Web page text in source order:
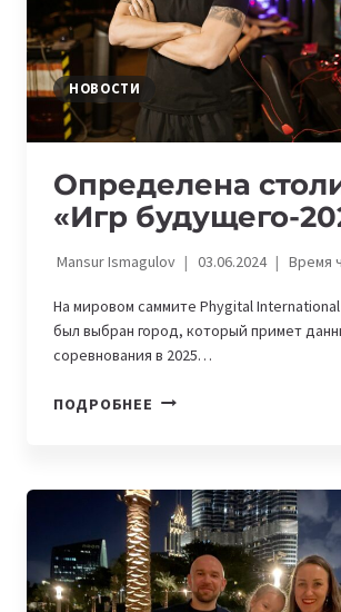
НОВОСТИ
Определена
«Игр будущего-
Mansur Ismagulov 03.06.2024 Время
На мировом саммите Phygital
был выбран город, который примет
соревнования в 2025…
ПОДРОБНЕЕ ОПРЕДЕЛЕНА